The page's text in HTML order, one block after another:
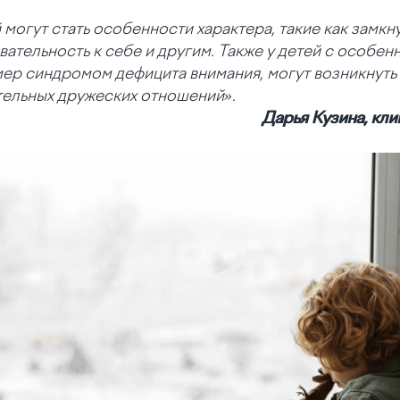
стать особенности характера, такие как
к себе и другим. Также у детей с
синдромом дефицита внимания, могут возникнуть
дружеских отношений».
Дарья Кузина,